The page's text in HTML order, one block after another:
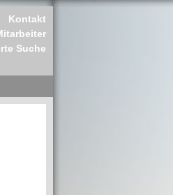
Kontakt
Suche